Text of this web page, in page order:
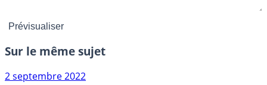
Sur le même sujet